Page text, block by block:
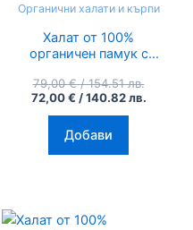
Органични халати и кърпи
Халат от 100%
органичен памук с
органични багрила
Evil Eye Protection,
светло розов, миди
дължина
79,00€ / 154.51 лв.
72,00€ / 140.82 лв.
Добави